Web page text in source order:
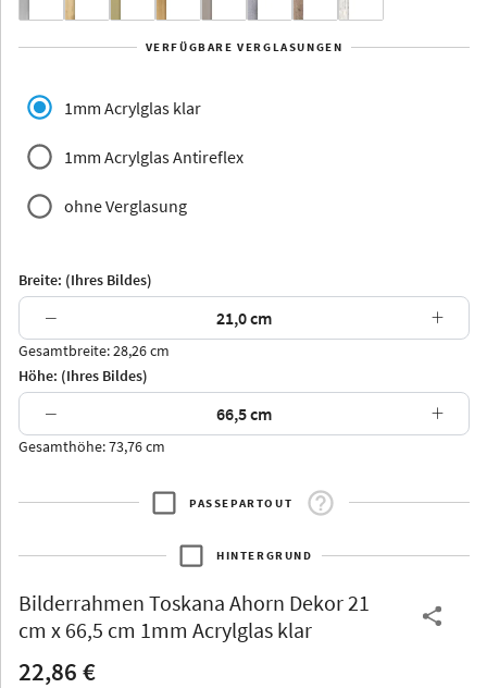
Yukon Alaska
Jersey Dauphine
Arran Luzern
Thurgau
VERFÜGBARE VERGLASUNGEN
1mm Acrylglas klar
1mm Acrylglas Antireflex
ohne Verglasung
Breite: (Ihres Bildes)
− +
Gesamtbreite: 28,26 cm
Höhe: (Ihres Bildes)
− +
Gesamthöhe: 73,76 cm
PASSEPARTOUT
HINTERGRUND
Bilderrahmen Toskana Ahorn Dekor 21
cm x 66,5 cm 1mm Acrylglas klar
22,86 €